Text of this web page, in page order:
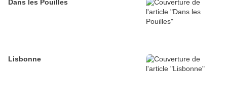
Dans les Pouilles
Lisbonne